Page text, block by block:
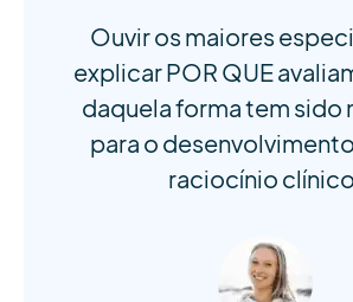
Ouvir os maiores
explicar POR QUE
daquela forma tem sido
para o
raciocínio